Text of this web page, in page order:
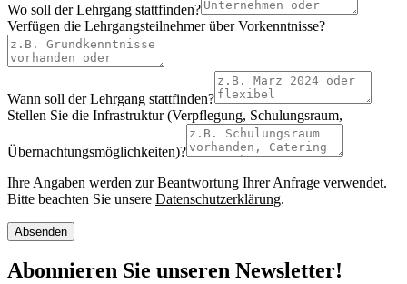
Wo soll der Lehrgang stattfinden?
Verfügen die Lehrgangsteilnehmer über Vorkenntnisse?
Wann soll der Lehrgang stattfinden?
Stellen Sie die Infrastruktur (Verpflegung, Schulungsraum,
Übernachtungsmöglichkeiten)?
Ihre Angaben werden zur Beantwortung Ihrer Anfrage verwendet.
Bitte beachten Sie unsere Datenschutzerklärung.
Absenden
Abonnieren Sie unseren Newsletter!